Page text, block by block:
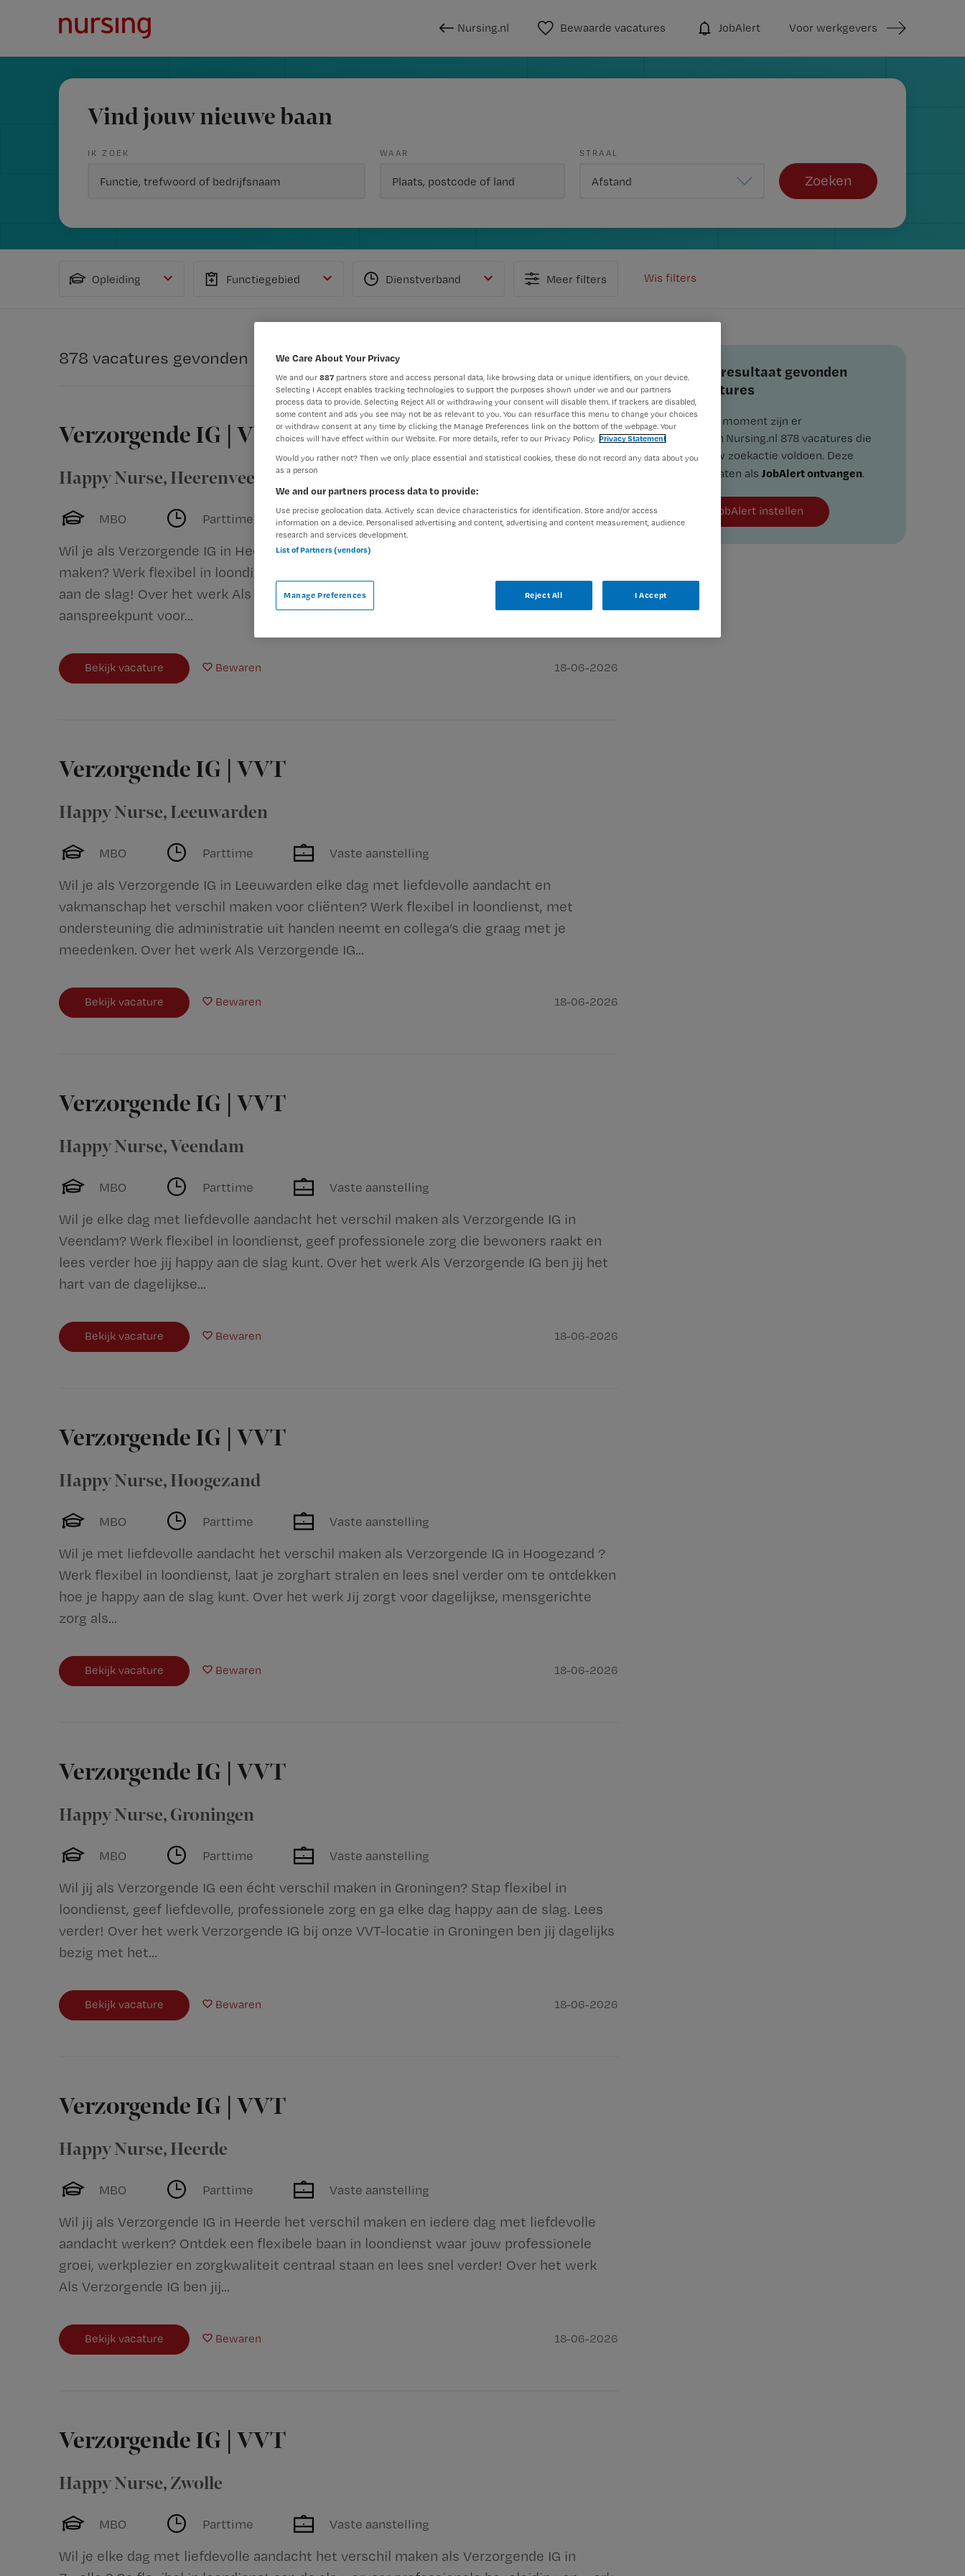
Nursing.nl Bewaarde vacatures JobAlert Voor werkgevers
Vind jouw nieuwe baan
IK ZOEK WAAR STRAAL
Zoeken
Opleiding Functiegebied Dienstverband Meer filters Wis filters
Zoekresultaat gevonden
vacatures
Op dit moment zijn er
binnen Nursing.nl 878 vacatures die
aan uw zoekactie voldoen. Deze
resultaten als JobAlert ontvangen.
JobAlert instellen
878 vacatures gevonden
Verzorgende IG | VVT
Happy Nurse, Heerenveen
MBO Parttime Vaste aanstelling
Wil je als Verzorgende IG in Heerenveen elke dag met liefdevolle aandacht het verschil
maken? Werk flexibel in loondienst, geniet van betrokken ondersteuning en ga happy
aan de slag! Over het werk Als Verzorgende IG in Heerenveen ben jij dagelijks het vaste
aanspreekpunt voor...
Bekijk vacature Bewaren 18-06-2026
Verzorgende IG | VVT
Happy Nurse, Leeuwarden
MBO Parttime Vaste aanstelling
Wil je als Verzorgende IG in Leeuwarden elke dag met liefdevolle aandacht en
vakmanschap het verschil maken voor cliënten? Werk flexibel in loondienst, met
ondersteuning die administratie uit handen neemt en collega’s die graag met je
meedenken. Over het werk Als Verzorgende IG...
Bekijk vacature Bewaren 18-06-2026
Verzorgende IG | VVT
Happy Nurse,Veendam
MBO Parttime Vaste aanstelling
Wil je elke dag met liefdevolle aandacht het verschil maken als Verzorgende IG in
Veendam? Werk flexibel in loondienst, geef professionele zorg die bewoners raakt en
lees verder hoe jij happy aan de slag kunt. Over het werk Als Verzorgende IG ben jij het
hart van de dagelijkse...
Bekijk vacature Bewaren 18-06-2026
Verzorgende IG | VVT
Happy Nurse, Hoogezand
MBO Parttime Vaste aanstelling
Wil je met liefdevolle aandacht het verschil maken als Verzorgende IG in Hoogezand ?
Werk flexibel in loondienst, laat je zorghart stralen en lees snel verder om te ontdekken
hoe je happy aan de slag kunt. Over het werk Jij zorgt voor dagelijkse, mensgerichte
zorg als...
Bekijk vacature Bewaren 18-06-2026
Verzorgende IG | VVT
Happy Nurse, Groningen
MBO Parttime Vaste aanstelling
Wil jij als Verzorgende IG een écht verschil maken in Groningen? Stap flexibel in
loondienst, geef liefdevolle, professionele zorg en ga elke dag happy aan de slag. Lees
verder! Over het werk Verzorgende IG bij onze VVT-locatie in Groningen ben jij dagelijks
bezig met het...
Bekijk vacature Bewaren 18-06-2026
Verzorgende IG | VVT
Happy Nurse, Heerde
MBO Parttime Vaste aanstelling
Wil jij als Verzorgende IG in Heerde het verschil maken en iedere dag met liefdevolle
aandacht werken? Ontdek een flexibele baan in loondienst waar jouw professionele
groei, werkplezier en zorgkwaliteit centraal staan en lees snel verder! Over het werk
Als Verzorgende IG ben jij...
Bekijk vacature Bewaren 18-06-2026
Verzorgende IG | VVT
Happy Nurse,Zwolle
MBO Parttime Vaste aanstelling
Wil je elke dag met liefdevolle aandacht het verschil maken als Verzorgende IG in
We Care About Your Privacy
We and our 887 partners store and access personal data, like browsing data or unique identifiers, on your device.
Selecting I Accept enables tracking technologies to support the purposes shown under we and our partners
process data to provide. Selecting Reject All or withdrawing your consent will disable them. If trackers are disabled,
some content and ads you see may not be as relevant to you. You can resurface this menu to change your choices
or withdraw consent at any time by clicking the Manage Preferences link on the bottom of the webpage. Your
choices will have effect within our Website. For more details, refer to our Privacy Policy. Privacy Statement
Would you rather not? Then we only place essential and statistical cookies, these do not record any data about you
as a person
We and our partners process data to provide:
Use precise geolocation data. Actively scan device characteristics for identification. Store and/or access
information on a device. Personalised advertising and content, advertising and content measurement, audience
research and services development.
List of Partners (vendors)
Manage Preferences Reject All I Accept